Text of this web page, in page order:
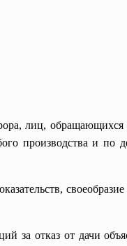
лиц, обращающихся
производства и по
своеобразие
за отказ от дачи